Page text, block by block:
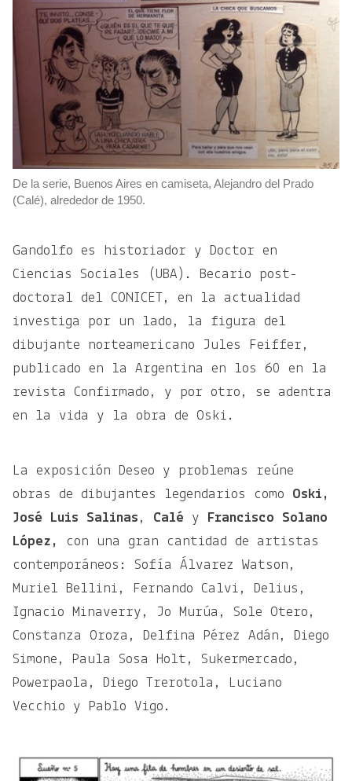
De la serie, Buenos Aires en camiseta, Alejandro del Prado
(Calé), alrededor de 1950.
Gandolfo es historiador y Doctor en
Ciencias Sociales (UBA). Becario post-
doctoral del CONICET, en la actualidad
investiga por un lado, la figura del
dibujante norteamericano Jules Feiffer,
publicado en la Argentina en los 60 en la
revista Confirmado, y por otro, se adentra
en la vida y la obra de Oski.
La exposición Deseo y problemas reúne
obras de dibujantes legendarios como Oski,
José Luis Salinas , Calé y Francisco Solano
López,
con una gran cantidad de artistas
contemporáneos: Sofía Álvarez Watson,
Muriel Bellini, Fernando Calvi, Delius,
Ignacio Minaverry, Jo Murúa, Sole Otero,
Constanza Oroza, Delfina Pérez Adán, Diego
Simone, Paula Sosa Holt, Sukermercado,
Powerpaola, Diego Trerotola, Luciano
Vecchio y Pablo Vigo.